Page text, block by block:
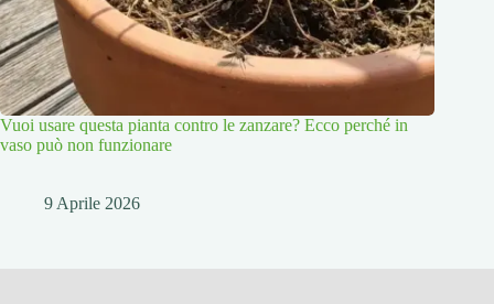
Vuoi usare questa pianta contro le zanzare? Ecco perché in
vaso può non funzionare
9 Aprile 2026